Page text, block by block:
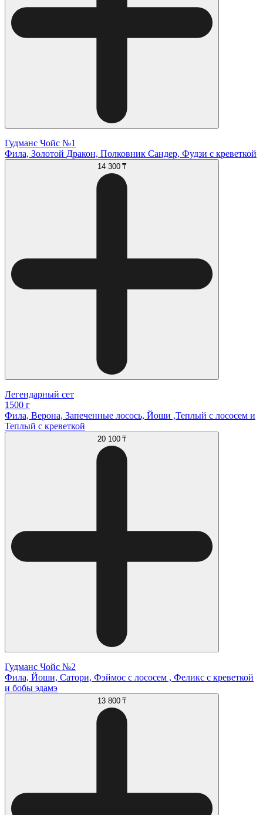
Гудманс Чойс №1
Фила, Золотой Дракон, Полковник Сандер, Фудзи с креветкой
14 300 ₸
Легендарный сет
1500 г
Фила, Верона, Запеченные лосось, Йоши ,Теплый с лососем и
Теплый с креветкой
20 100 ₸
Гудманс Чойс №2
Фила, Йоши, Сатори, Фэймос с лососем , Феликс с креветкой
и бобы эдамэ
13 800 ₸